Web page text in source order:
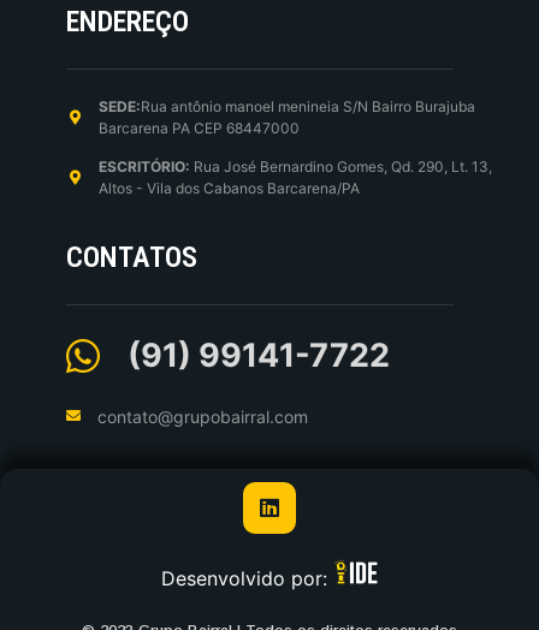
ENDEREÇO
SEDE:Rua antônio manoel menineia S/N Bairro Burajuba
Barcarena PA CEP 68447000
ESCRITÓRIO: Rua José Bernardino Gomes, Qd. 290, Lt. 13,
Altos - Vila dos Cabanos Barcarena/PA
CONTATOS
(91) 99141-7722
contato@grupobairral.com
Desenvolvido por: